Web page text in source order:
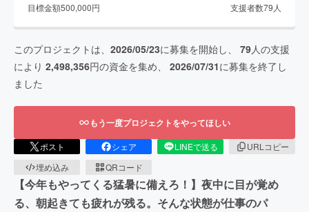
目標金額500,000円 支援者数79 人
このプロジェクトは、 2026/05/23に募集を開始し、 79人の支援
により 2,498,356円の資金を集め、 2026/07/31に募集を終了し
ました
もう一度プロジェクトをやってほしい
ポスト シェア LINEで送る
URLコピー
埋め込み
QRコード
【今年もやってくる猛暑に備えろ！】夜中に目が覚め
る、朝起きても疲れが残る。そんな状態が仕事のパ